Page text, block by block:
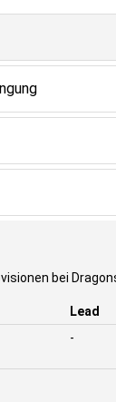
bei
Lead
-